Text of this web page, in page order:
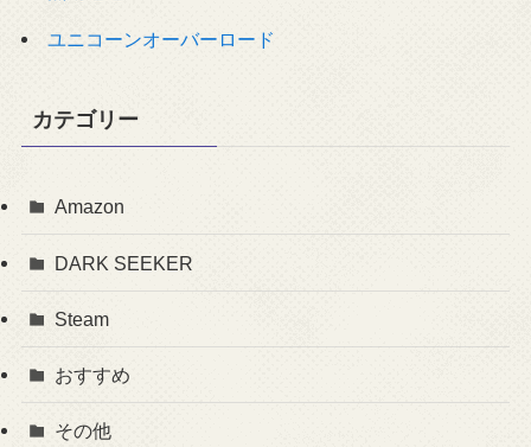
ユニコーンオーバーロード
カテゴリー
Amazon
DARK SEEKER
Steam
おすすめ
その他